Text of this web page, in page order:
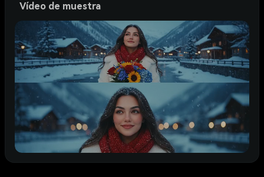
Vídeo de muestra